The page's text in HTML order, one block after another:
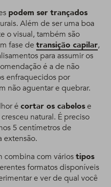
podem ser trançados
Além de ser uma boa
o visual, também são
fase de transição capilar,
para assumir os
é a de não
enfraquecidos por
não aguentar e quebrar.
é cortar os cabelose
natural. É preciso
5 centímetros de
extensão.
combina com váriostipos
formatos disponíveis
e ver de qual você